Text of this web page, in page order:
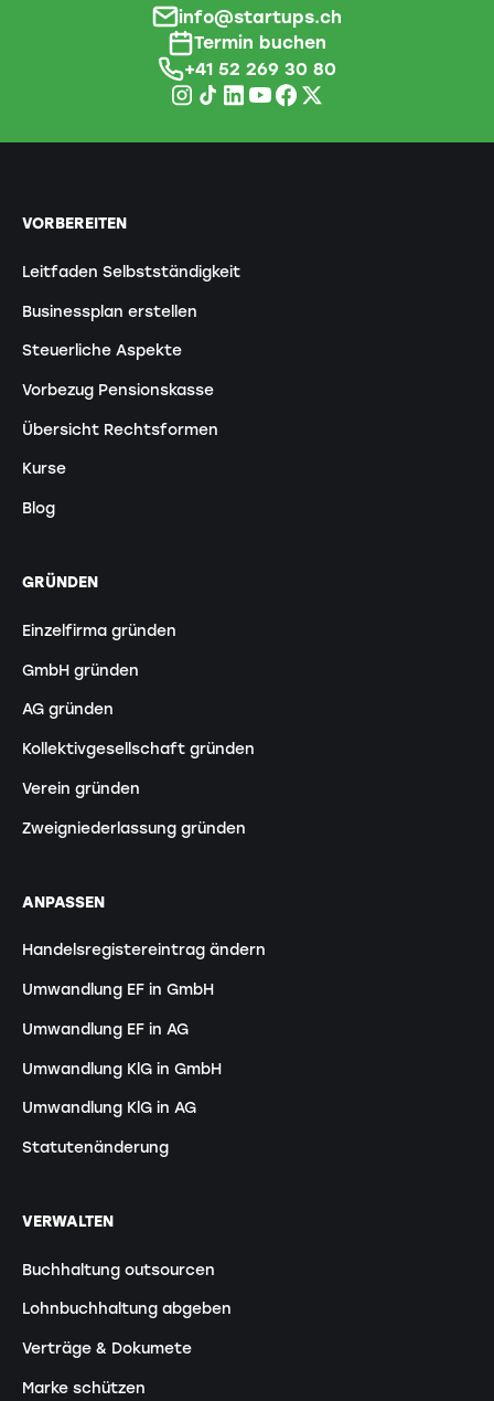
info@startups.ch
Termin buchen
+41 52 269 30 80
VORBEREITEN
Leitfaden Selbstständigkeit
Businessplan erstellen
Steuerliche Aspekte
Vorbezug Pensionskasse
Übersicht Rechtsformen
Kurse
Blog
GRÜNDEN
Einzelfirma gründen
GmbH gründen
AG gründen
Kollektivgesellschaft gründen
Verein gründen
Zweigniederlassung gründen
ANPASSEN
Handelsregistereintrag ändern
Umwandlung EF in GmbH
Umwandlung EF in AG
Umwandlung KlG in GmbH
Umwandlung KlG in AG
Statutenänderung
VERWALTEN
Buchhaltung outsourcen
Lohnbuchhaltung abgeben
Verträge & Dokumete
Marke schützen